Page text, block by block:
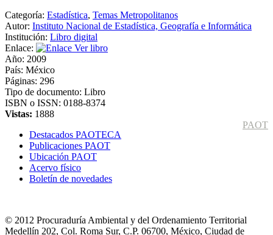
Categoría: Estadística, Temas Metropolitanos
Autor: Instituto Nacional de Estadística, Geografía e Informática
Institución: Libro digital
Enlace:
Ver libro
Año: 2009
País: México
Páginas: 296
Tipo de documento: Libro
ISBN o ISSN: 0188-8374
Vistas: 1888
PAOT
Destacados PAOTECA
Publicaciones PAOT
Ubicación PAOT
Acervo físico
Boletín de novedades
© 2012 Procuraduría Ambiental y del Ordenamiento Territorial
Medellín 202, Col. Roma Sur, C.P. 06700, México, Ciudad de